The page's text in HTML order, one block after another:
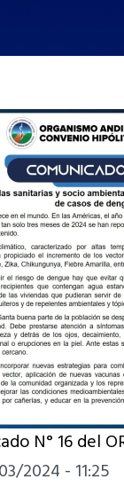
N° 16 del
2024 - 11:25